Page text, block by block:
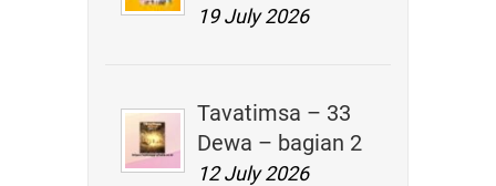
19 July 2026
Tavatimsa – 33
Dewa – bagian 2
12 July 2026